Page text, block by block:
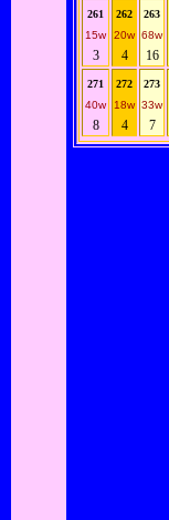
261
15w
3
262
20w
4
263
68w
16
271
40w
8
272
18w
4
273
33w
7